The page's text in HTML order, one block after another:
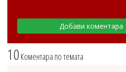
10Коментара по темата